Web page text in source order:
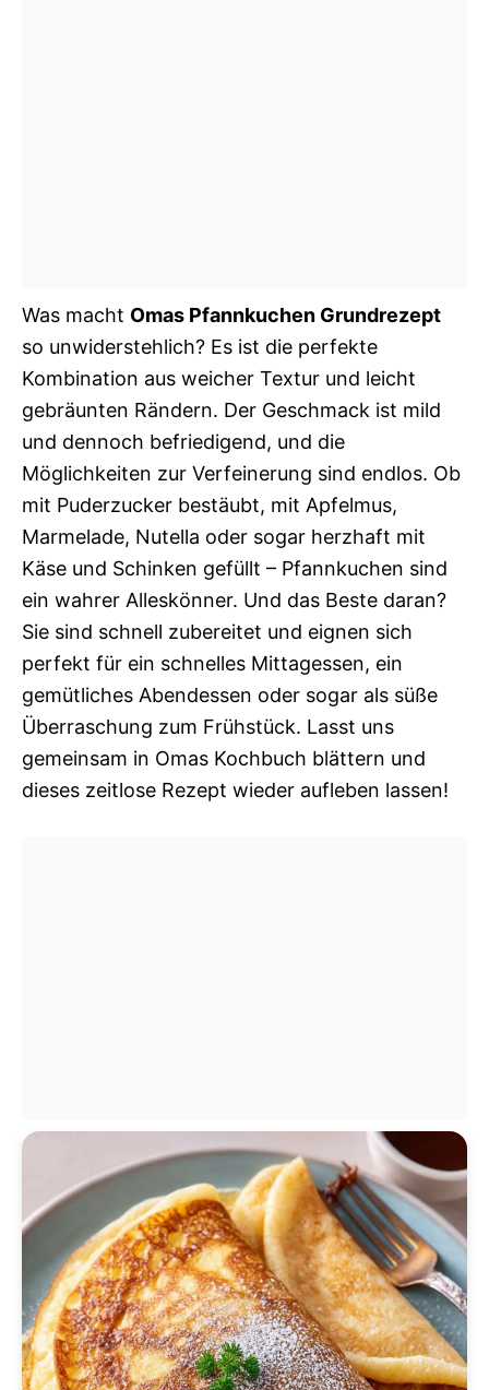
Was macht Omas Pfannkuchen Grundrezept
so unwiderstehlich? Es ist die perfekte
Kombination aus weicher Textur und leicht
gebräunten Rändern. Der Geschmack ist mild
und dennoch befriedigend, und die
Möglichkeiten zur Verfeinerung sind endlos. Ob
mit Puderzucker bestäubt, mit Apfelmus,
Marmelade, Nutella oder sogar herzhaft mit
Käse und Schinken gefüllt – Pfannkuchen sind
ein wahrer Alleskönner. Und das Beste daran?
Sie sind schnell zubereitet und eignen sich
perfekt für ein schnelles Mittagessen, ein
gemütliches Abendessen oder sogar als süße
Überraschung zum Frühstück. Lasst uns
gemeinsam in Omas Kochbuch blättern und
dieses zeitlose Rezept wieder aufleben lassen!